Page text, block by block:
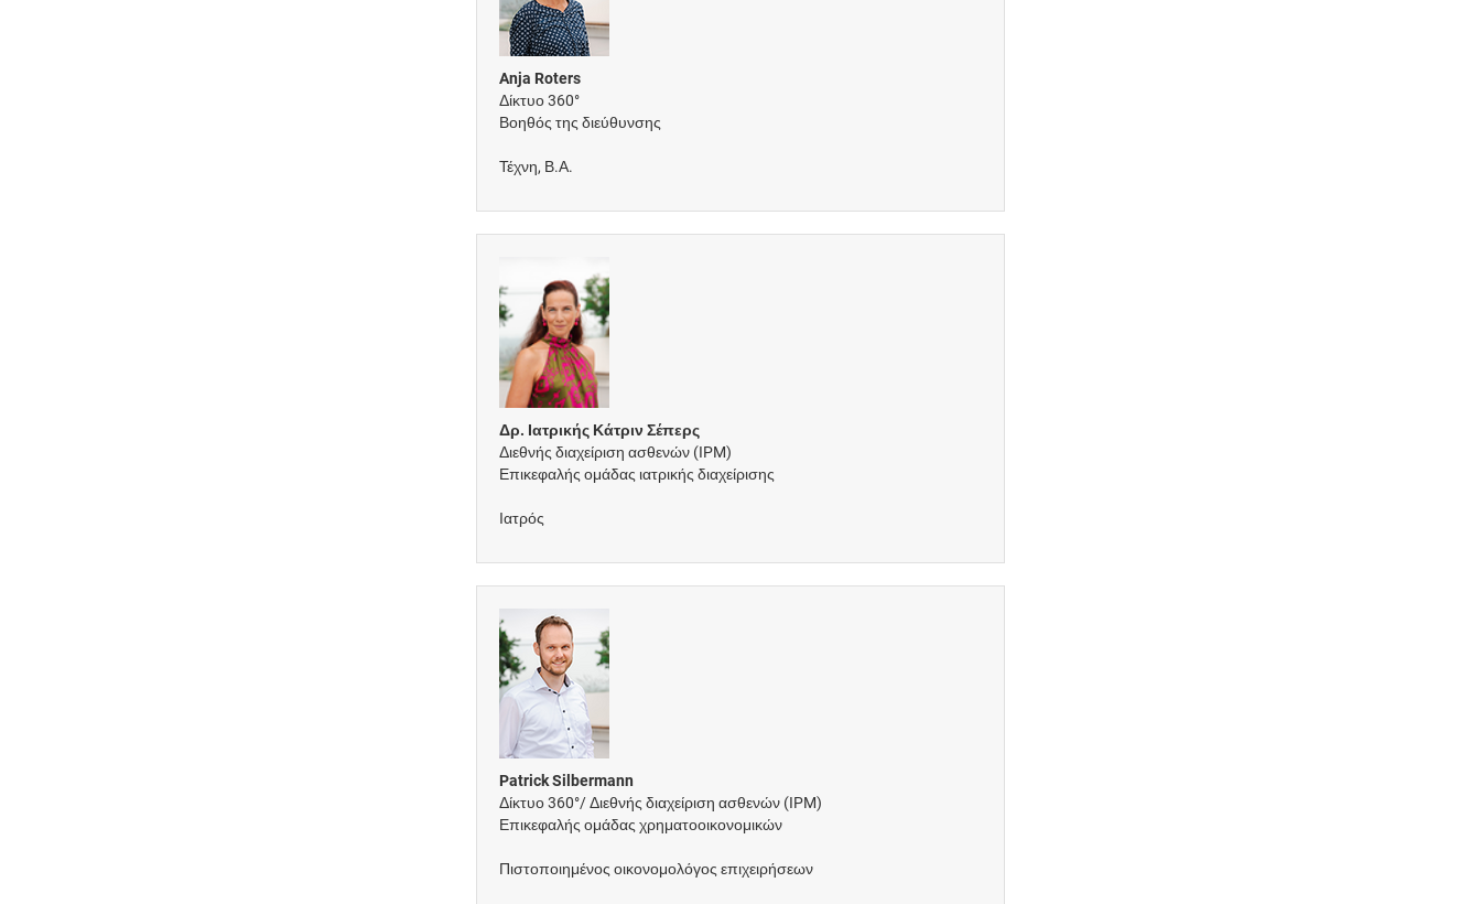
Anja Roters
Δίκτυο 360°
Βοηθός της διεύθυνσης
Τέχνη, Β.Α.
Δρ. Ιατρικής Κάτριν Σέπερς
Διεθνής διαχείριση ασθενών (IPM)
Επικεφαλής ομάδας ιατρικής διαχείρισης
Ιατρός
Patrick Silbermann
Δίκτυο 360°/ Διεθνής διαχείριση ασθενών (IPM)
Επικεφαλής ομάδας χρηματοοικονομικών
Πιστοποιημένος οικονομολόγος επιχειρήσεων